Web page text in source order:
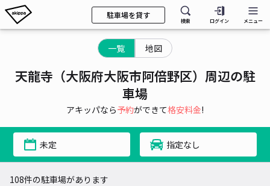
駐車場を貸す
検索 ログイン メニュー
一覧 地図
天龍寺（大阪府大阪市阿倍野区）周辺の駐
車場
アキッパなら予約ができて格安料金!
未定 指定なし
108件の駐車場があります